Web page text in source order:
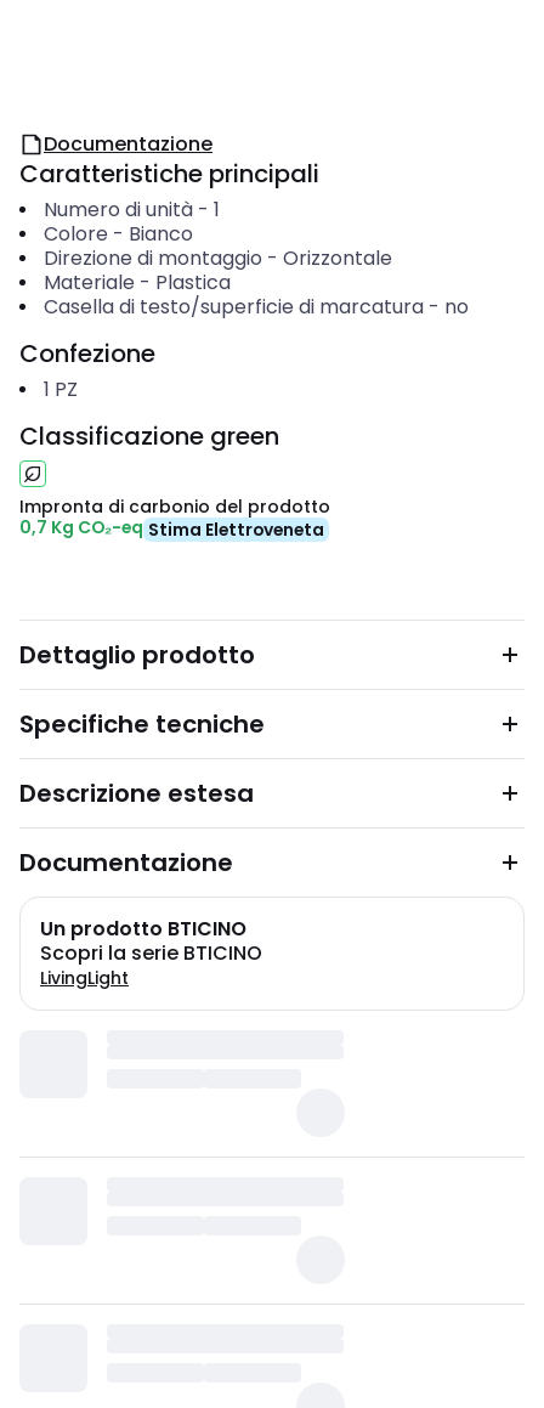
Documentazione
Caratteristiche principali
Numero di unità- 1
Colore - Bianco
Direzione di montaggio - Orizzontale
Materiale - Plastica
Casella di testo/superficie di marcatura- no
Confezione
1 PZ
Classificazione green
Impronta di carbonio del prodotto
0,7 Kg CO₂-eq Stima Elettroveneta
Dettaglio prodotto
Specifiche tecniche
Descrizione estesa
Documentazione
Un prodotto BTICINO
Scopri la serie BTICINO
LivingLight